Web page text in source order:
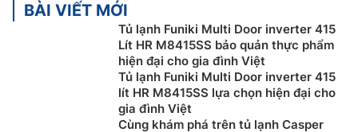
BÀI VIẾT MỚI
Tủ lạnh Funiki Multi Door inverter 415
Lít HR M8415SS bảo quản thực phẩm
hiện đại cho gia đình Việt
Tủ lạnh Funiki Multi Door inverter 415
lít HR M8415SS lựa chọn hiện đại cho
gia đình Việt
Cùng khám phá trên tủ lạnh Casper